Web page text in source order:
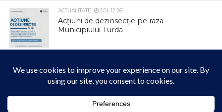
ACTUALITATE JOI, 12:28
Acțiuni de dezinsecție pe raza
Municipiului Turda
Consultații oftalmologice gratuite la
Primăria Luna